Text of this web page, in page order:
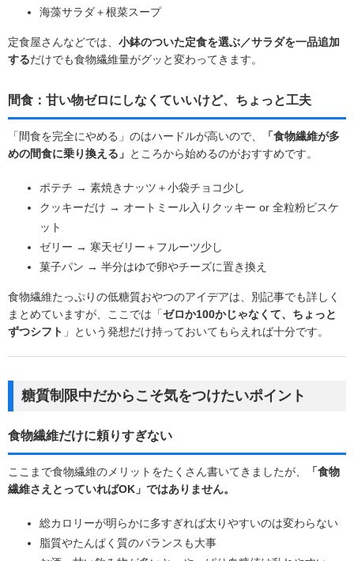
海藻サラダ＋根菜スープ
定食屋さんなどでは、 小鉢のついた定食を選ぶ／サラダを一品追加
するだけでも食物繊維量がグッと変わってきます。
間食：甘い物ゼロにしなくていいけど、ちょっと工夫
「間食を完全にやめる」のはハードルが高いので、
「食物繊維が多
めの間食に乗り換える」 ところから始めるのがおすすめです。
ポテチ → 素焼きナッツ＋小袋チョコ少し
クッキーだけ → オートミール入りクッキー or 全粒粉ビスケ
ット
ゼリー → 寒天ゼリー＋フルーツ少し
菓子パン → 半分はゆで卵やチーズに置き換え
食物繊維たっぷりの低糖質おやつのアイデアは、別記事でも詳しく
まとめていますが、ここでは「ゼロか100かじゃなくて、ちょっと
ずつシフト 」という発想だけ持っておいてもらえれば十分です。
糖質制限中だからこそ気をつけたいポイント
食物繊維だけに頼りすぎない
ここまで食物繊維のメリットをたくさん書いてきましたが、
「食物
繊維さえとっていればOK」ではありません。
総カロリーが明らかに多すぎれば太りやすいのは変わらない
脂質やたんぱく質のバランスも大事